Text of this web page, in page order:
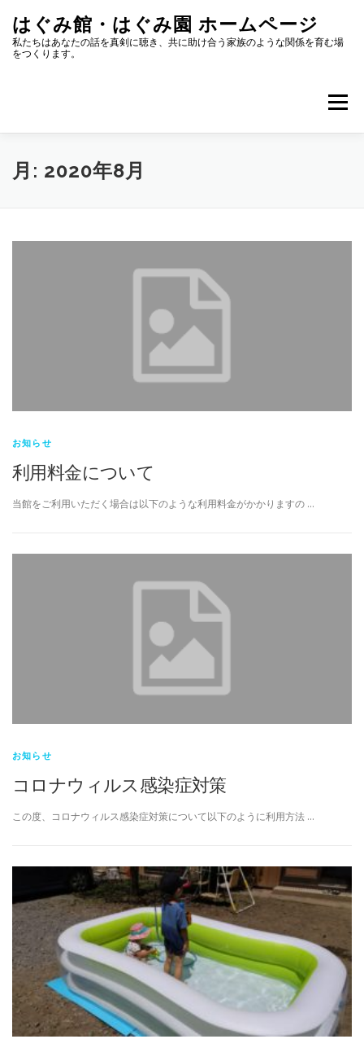
ッ
はぐみ館・はぐみ園 ホームページ
私たちはあなたの話を真剣に聴き、共に助け合う家族のような関係を育む場
をつくります。
メニュー
はぐみ館へのアクセス
お問い合せ
月: 2020年8月
お知らせ
利用料金について
当館をご利用いただく場合は以下のような利用料金がかかりますの …
お知らせ
コロナウィルス感染症対策
この度、コロナウィルス感染症対策について以下のように利用方法 …